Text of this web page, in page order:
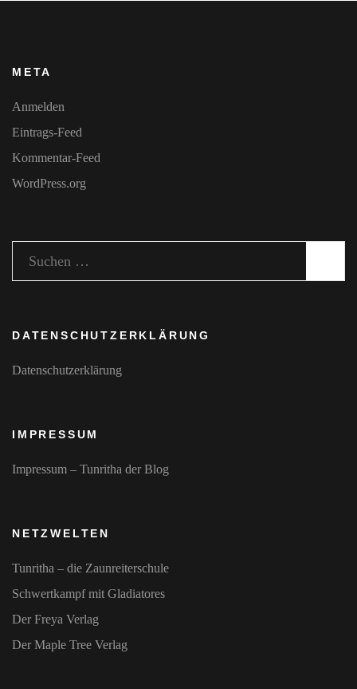
META
Anmelden
Eintrags-Feed
Kommentar-Feed
WordPress.org
Suchen
nach:
DATENSCHUTZERKLÄRUNG
Datenschutzerklärung
IMPRESSUM
Impressum – Tunritha der Blog
NETZWELTEN
Tunritha – die Zaunreiterschule
Schwertkampf mit Gladiatores
Der Freya Verlag
Der Maple Tree Verlag